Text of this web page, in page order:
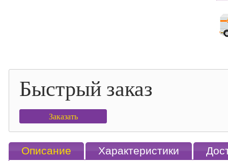
Быстрый заказ
Заказать
Описание Характеристики